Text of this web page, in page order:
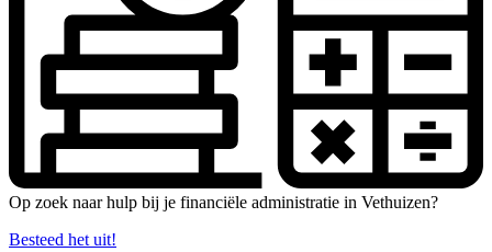
Op zoek naar hulp bij je financiële administratie in Vethuizen?
Besteed het uit!